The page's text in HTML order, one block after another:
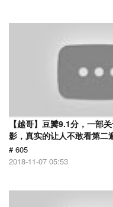
【越哥】豆瓣9.1分，一部
影，真实的让人不敢看第二
# 605
2018-11-07 05:53